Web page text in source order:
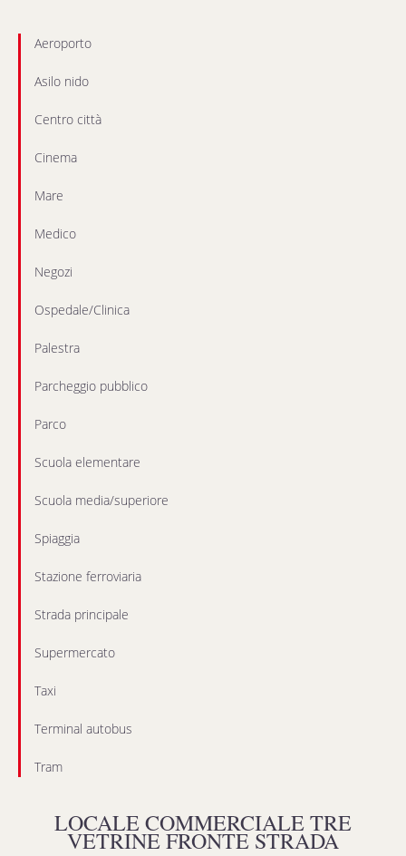
Aeroporto
Asilo nido
Centro città
Cinema
Mare
Medico
Negozi
Ospedale/Clinica
Palestra
Parcheggio pubblico
Parco
Scuola elementare
Scuola media/superiore
Spiaggia
Stazione ferroviaria
Strada principale
Supermercato
Taxi
Terminal autobus
Tram
LOCALE COMMERCIALE TRE
VETRINE FRONTE STRADA